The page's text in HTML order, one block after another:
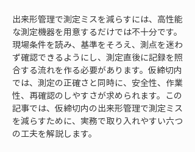
出来形管理で測定ミスを減らすには、高性能
な測定機器を用意するだけでは不十分です。
現場条件を読み、基準をそろえ、測点を迷わ
ず確認できるようにし、測定直後に記録を照
合する流れを作る必要があります。仮締切内
では、測定の正確さと同時に、安全性、作業
性、再確認のしやすさが求められます。この
記事では、仮締切内の出来形管理で測定ミス
を減らすために、実務で取り入れやすい六つ
の工夫を解説します。